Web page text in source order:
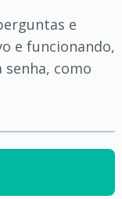
e
e funcionando,
como